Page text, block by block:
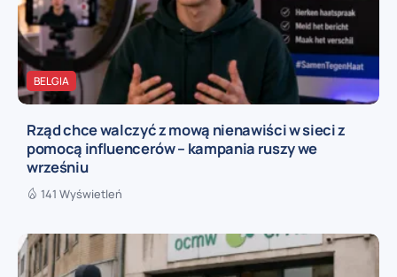
BELGIA
Rząd chce walczyć z mową nienawiści w sieci z
pomocą influencerów – kampania ruszy we
wrześniu
141 Wyświetleń